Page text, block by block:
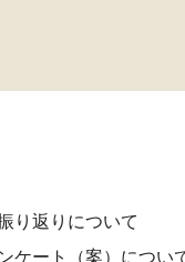
返りについて
ート（案）につい